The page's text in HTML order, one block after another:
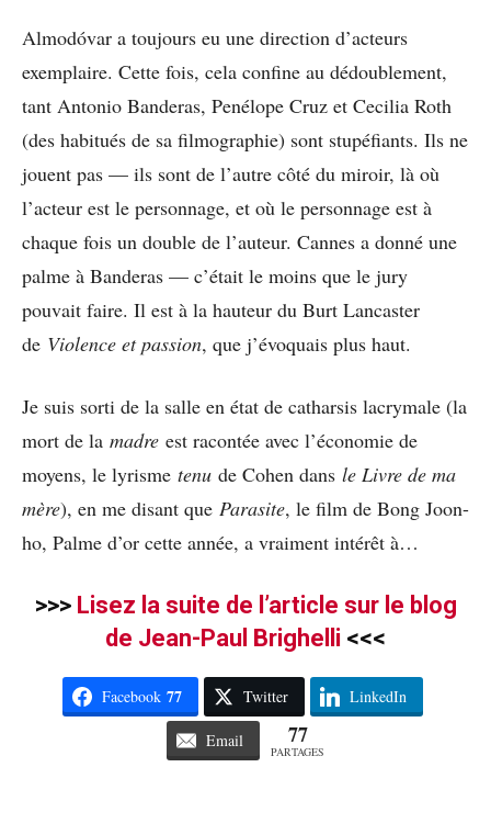
Almodóvar a toujours eu une direction d’acteurs
exemplaire. Cette fois, cela confine au dédoublement,
tant Antonio Banderas, Penélope Cruz et Cecilia Roth
(des habitués de sa filmographie) sont stupéfiants. Ils ne
jouent pas — ils sont de l’autre côté du miroir, là où
l’acteur est le personnage, et où le personnage est à
chaque fois un double de l’auteur. Cannes a donné une
palme à Banderas — c’était le moins que le jury
pouvait faire. Il est à la hauteur du Burt Lancaster
de Violence et passion, que j’évoquais plus haut.
Je suis sorti de la salle en état de catharsis lacrymale (la
mort de la madre est racontée avec l’économie de
moyens, le lyrisme tenu de Cohen dans le Livre de ma
mère), en me disant que Parasite, le film de Bong Joon-
ho, Palme d’or cette année, a vraiment intérêt à…
>>> Lisez la suite de l’article sur le blog
de Jean-Paul Brighelli <<<
Facebook 77 Twitter LinkedIn
Email 77
PARTAGES